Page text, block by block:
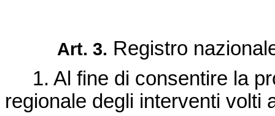
Art. 3. Registro
1. Al fine di consentire la
regionale degli interventi volti